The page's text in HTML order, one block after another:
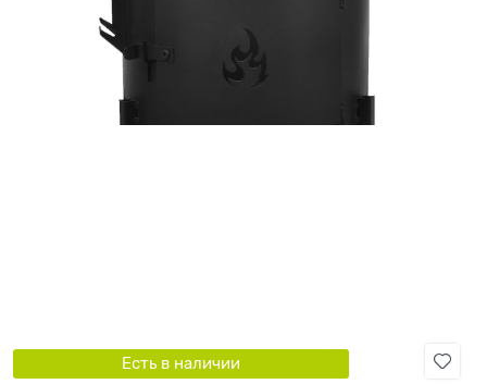
Есть в наличии